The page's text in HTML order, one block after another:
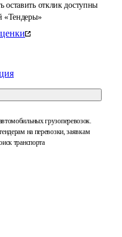
отклик доступны
«Тендеры»
грузоперевозок.
на перевозки, заявкам
транспорта